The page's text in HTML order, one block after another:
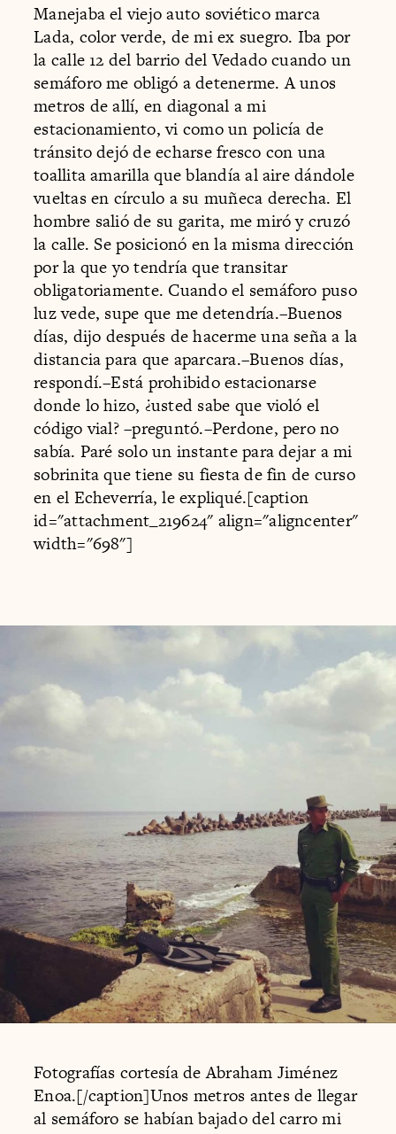
Manejaba el viejo auto soviético marca
Lada, color verde, de mi ex suegro. Iba por
la calle 12 del barrio del Vedado cuando un
semáforo me obligó a detenerme. A unos
metros de allí, en diagonal a mi
estacionamiento, vi como un policía de
tránsito dejó de echarse fresco con una
toallita amarilla que blandía al aire dándole
vueltas en círculo a su muñeca derecha. El
hombre salió de su garita, me miró y cruzó
la calle. Se posicionó en la misma dirección
por la que yo tendría que transitar
obligatoriamente. Cuando el semáforo puso
luz vede, supe que me detendría.–Buenos
días, dijo después de hacerme una seña a la
distancia para que aparcara.–Buenos días,
respondí.–Está prohibido estacionarse
donde lo hizo, ¿usted sabe que violó el
código vial? –preguntó.–­Perdone, pero no
sabía. Paré solo un instante para dejar a mi
sobrinita que tiene su fiesta de fin de curso
en el Echeverría, le expliqué.[caption
id="attachment_219624" align="aligncenter"
width="698"]
Fotografías cortesía de Abraham Jiménez
Enoa.[/caption]Unos metros antes de llegar
al semáforo se habían bajado del carro mi